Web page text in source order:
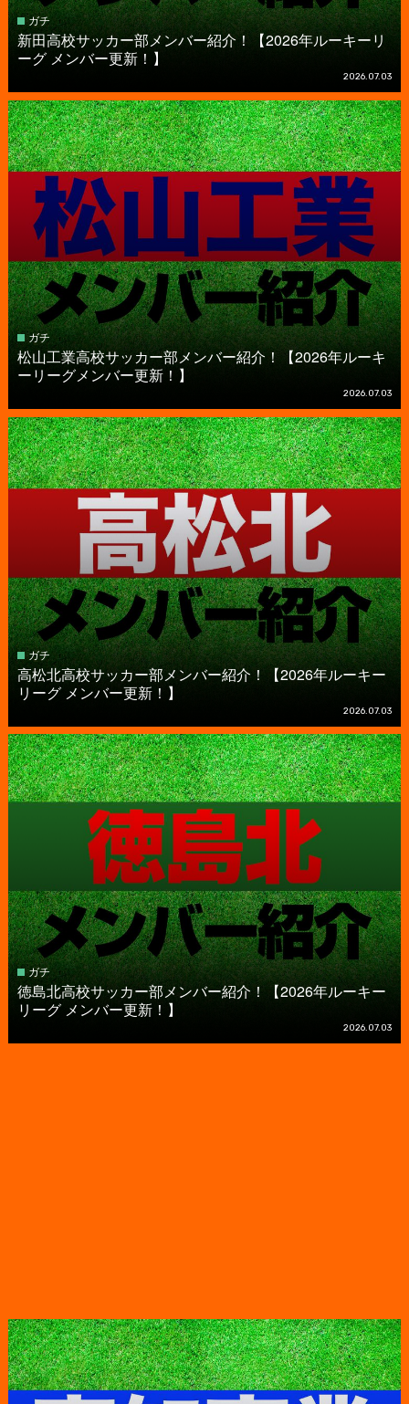
ガチ
新田高校サッカー部メンバー紹介！【2026年ルーキーリ
ーグ メンバー更新！】
2026.07.03
ガチ
松山工業高校サッカー部メンバー紹介！【2026年ルーキ
ーリーグメンバー更新！】
2026.07.03
ガチ
高松北高校サッカー部メンバー紹介！【2026年ルーキー
リーグ メンバー更新！】
2026.07.03
ガチ
徳島北高校サッカー部メンバー紹介！【2026年ルーキー
リーグ メンバー更新！】
2026.07.03